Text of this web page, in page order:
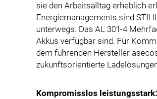
sie den Arbeitsalltag erheblich
Energiemanagements sind
unterwegs. Das AL 301-4
Akkus verfügbar sind. Für
dem führenden Hersteller
zukunftsorientierte
Kompromisslos